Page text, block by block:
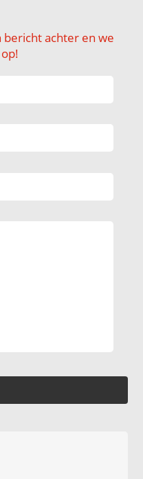
bericht achter en we